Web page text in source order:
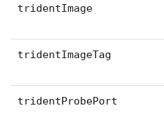
tridentImage
tridentImageTag
tridentProbePort